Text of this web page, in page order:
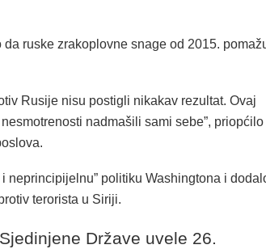
ruske zrakoplovne snage od 2015.
Rusije nisu postigli nikakav rezultat. Ovaj
nadmašili sami sebe”, priopćilo
neprincipijelnu” politiku Washingtona i
terorista u Siriji.
Države uvele 26.